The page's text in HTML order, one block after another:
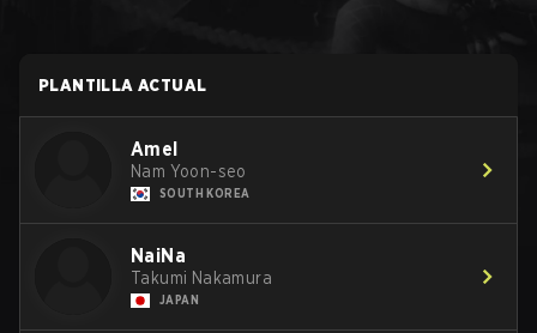
PLANTILLA ACTUAL
Amel
Nam Yoon-seo
SOUTH KOREA
NaiNa
Takumi Nakamura
JAPAN